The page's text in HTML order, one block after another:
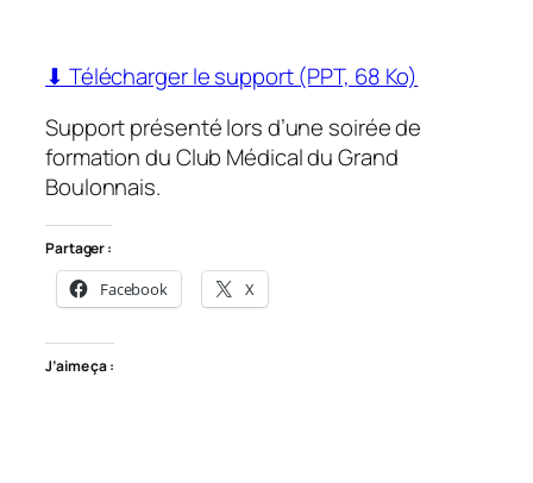
⬇ Télécharger le support (PPT, 68 Ko)
Support présenté lors d’une soirée de
formation du Club Médical du Grand
Boulonnais.
Partager :
Facebook X
J’aime ça :